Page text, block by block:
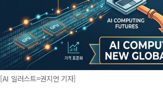
[AI 일러스트=권지언 기자]